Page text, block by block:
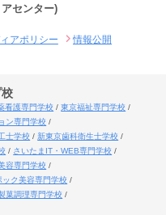
センター)
アポリシー 情報公開
看護専門学校
東京福祉専門学校
ン専門学校
士学校
新東京歯科衛生士学校
さいたまIT・WEB専門学校
容専門学校
ク美容専門学校
菓調理専門学校